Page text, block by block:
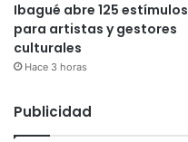
Ibagué abre 125 estímulos
para artistas y gestores
culturales
Hace 3 horas
Publicidad